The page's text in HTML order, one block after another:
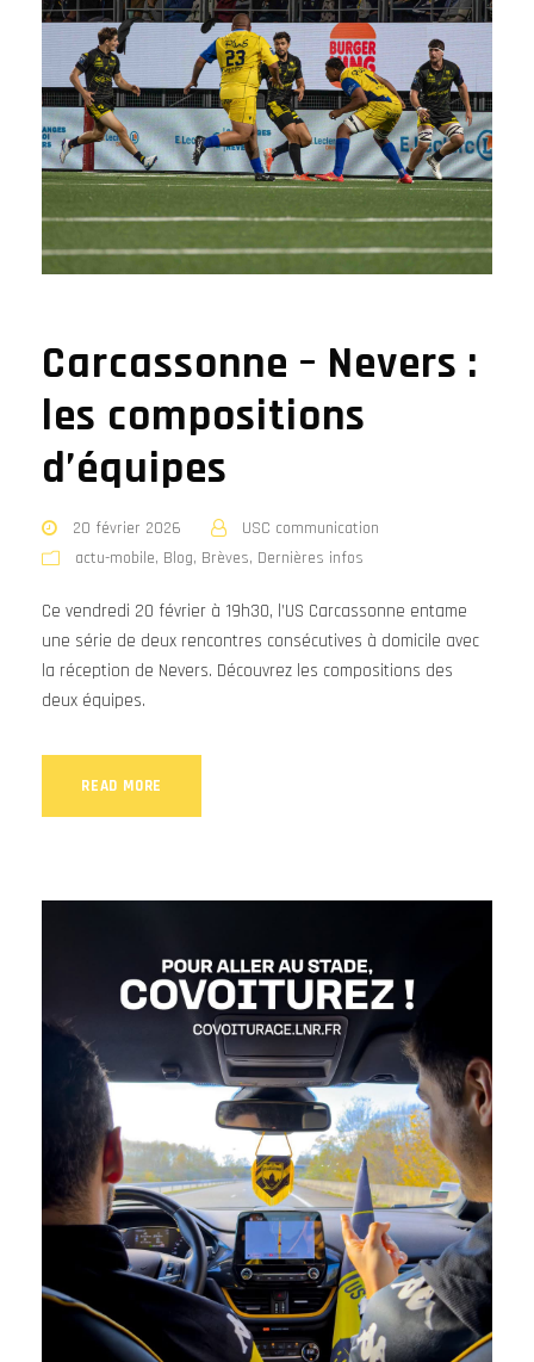
Carcassonne – Nevers :
les compositions
d’équipes
20 février 2026
USC communication
actu-mobile, Blog, Brèves, Dernières infos
Ce vendredi 20 février à 19h30, l’US Carcassonne entame
une série de deux rencontres consécutives à domicile avec
la réception de Nevers. Découvrez les compositions des
deux équipes.
READ MORE